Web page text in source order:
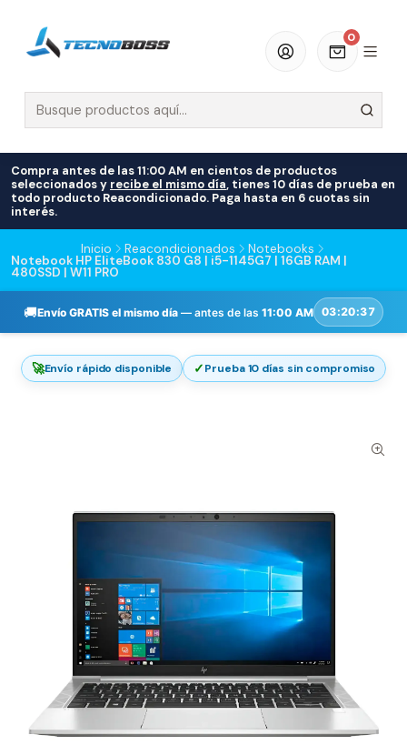
0
Compra antes de las 11:00 AM en cientos de productos
seleccionados y recibe el mismo día, tienes 10 días de prueba en
todo producto Reacondicionado. Paga hasta en 6 cuotas sin
interés.
Inicio Reacondicionados Notebooks
Notebook HP EliteBook 830 G8 | i5-1145G7 | 16GB RAM |
480SSD | W11 PRO
🚚Envío GRATIS el mismo día— antes de las 11:00 AM 03:20:36
🚀Envío rápido disponible ✓Prueba 10 días sin compromiso